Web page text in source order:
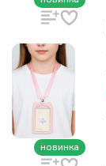
новинка